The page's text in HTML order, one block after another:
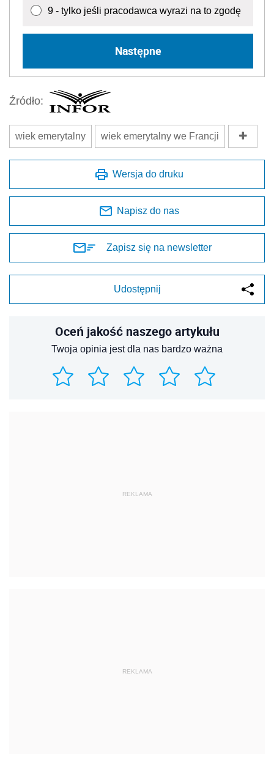
9 - tylko jeśli pracodawca wyrazi na to zgodę
Następne
Źródło:
wiek emerytalny wiek emerytalny we Francji
Wersja do druku
Napisz do nas
Zapisz się na newsletter
Udostępnij
Oceń jakość naszego artykułu
Twoja opinia jest dla nas bardzo ważna
REKLAMA
REKLAMA